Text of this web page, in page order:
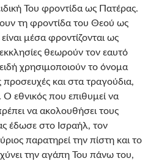
Του φροντίδα ως Πατέρας.
τη φροντίδα του Θεού ως
μέσα φροντίζονται ως
θεωρούν τον εαυτό
χρησιμοποιούν το όνομα
και στα τραγούδια,
Ο εθνικός που επιθυμεί να
να ακολουθήσει τους
έδωσε στο Ισραήλ, τον
παρατηρεί την πίστη και το
την αγάπη Του πάνω του,